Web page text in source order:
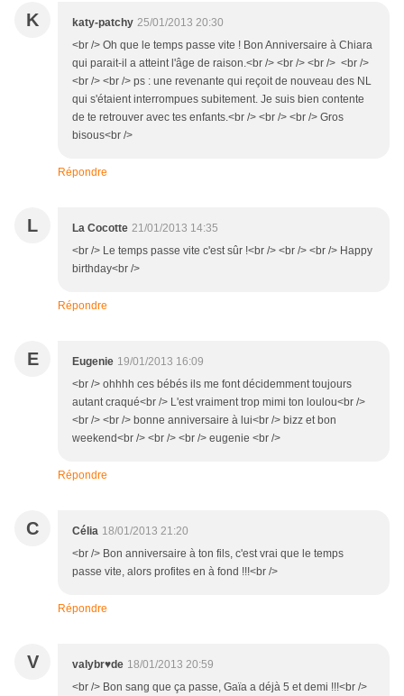
K katy-patchy 25/01/2013 20:30
<br /> Oh que le temps passe vite ! Bon Anniversaire à Chiara
qui parait-il a atteint l'âge de raison.<br /> <br /> <br /> <br />
<br /> <br /> ps : une revenante qui reçoit de nouveau des NL
qui s'étaient interrompues subitement. Je suis bien contente
de te retrouver avec tes enfants.<br /> <br /> <br /> Gros
bisous<br />
Répondre
L La Cocotte 21/01/2013 14:35
<br /> Le temps passe vite c'est sûr !<br /> <br /> <br /> Happy
birthday<br />
Répondre
E Eugenie 19/01/2013 16:09
<br /> ohhhh ces bébés ils me font décidemment toujours
autant craqué<br /> L'est vraiment trop mimi ton loulou<br />
<br /> <br /> bonne anniversaire à lui<br /> bizz et bon
weekend<br /> <br /> <br /> eugenie <br />
Répondre
C Célia 18/01/2013 21:20
<br /> Bon anniversaire à ton fils, c'est vrai que le temps
passe vite, alors profites en à fond !!!<br />
Répondre
V valybr♥de 18/01/2013 20:59
<br /> Bon sang que ça passe, Gaïa a déjà 5 et demi !!!<br />